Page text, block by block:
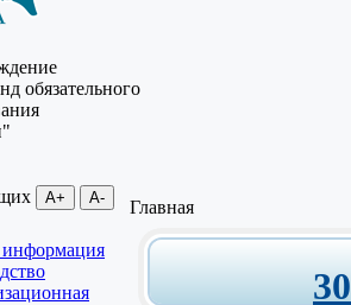
обязательного
A+ A- Главная